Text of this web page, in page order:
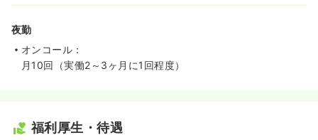
夜勤
オンコール：
月10回（実働2～3ヶ月に1回程度）
福利厚生・待遇